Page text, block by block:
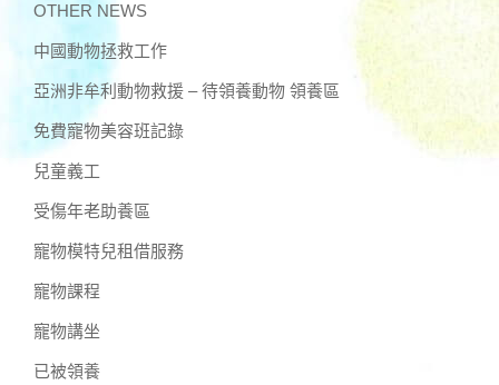
OTHER NEWS
中國動物拯救工作
亞洲非牟利動物救援 – 待領養動物 領養區
免費寵物美容班記錄
兒童義工
受傷年老助養區
寵物模特兒租借服務
寵物課程
寵物講坐
已被領養